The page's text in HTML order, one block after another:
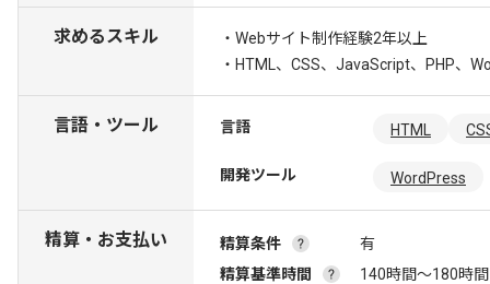
求めるスキル
・Webサイト制作経験2年以上
・HTML、CSS、JavaScript、PHP、
言語・ツール 言語 HTML
開発ツール WordPress
精算・お支払い 精算条件
有
精算基準時間
140時間〜180時間